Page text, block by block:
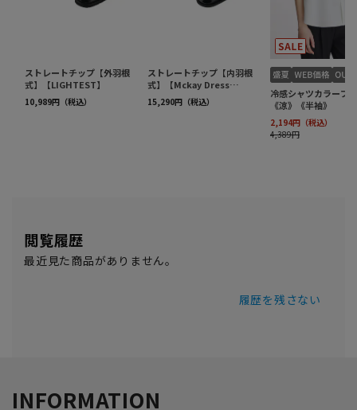
閲覧履歴
最近見た商品がありません。
履歴を残さない
INFORMATION